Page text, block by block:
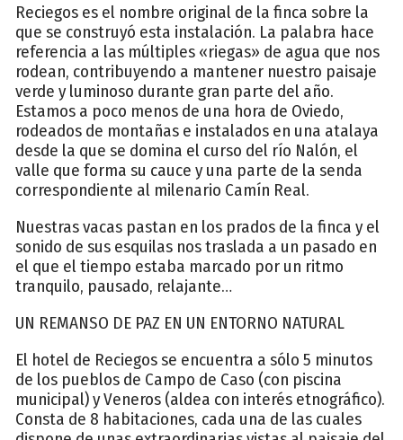
Reciegos es el nombre original de la finca sobre la
que se construyó esta instalación. La palabra hace
referencia a las múltiples «riegas» de agua que nos
rodean, contribuyendo a mantener nuestro paisaje
verde y luminoso durante gran parte del año.
Estamos a poco menos de una hora de Oviedo,
rodeados de montañas e instalados en una atalaya
desde la que se domina el curso del río Nalón, el
valle que forma su cauce y una parte de la senda
correspondiente al milenario Camín Real.
Nuestras vacas pastan en los prados de la finca y el
sonido de sus esquilas nos traslada a un pasado en
el que el tiempo estaba marcado por un ritmo
tranquilo, pausado, relajante…
UN REMANSO DE PAZ EN UN ENTORNO NATURAL
El hotel de Reciegos se encuentra a sólo 5 minutos
de los pueblos de Campo de Caso (con piscina
municipal) y Veneros (aldea con interés etnográfico).
Consta de 8 habitaciones, cada una de las cuales